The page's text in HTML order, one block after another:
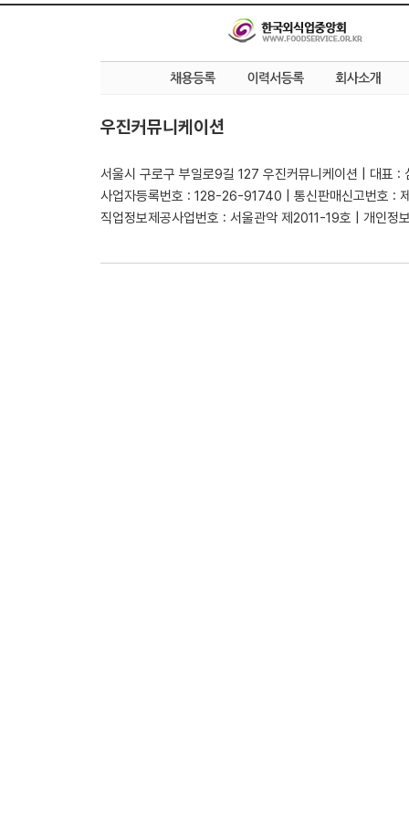
우진커뮤니케이션
서울시 구로구 부일로9길 127 우진커뮤니케이션 | 대표 :
사업자등록번호 : 128-26-91740 | 통신판매신고번호 :
직업정보제공사업번호 : 서울관악 제2011-19호 | 개인정